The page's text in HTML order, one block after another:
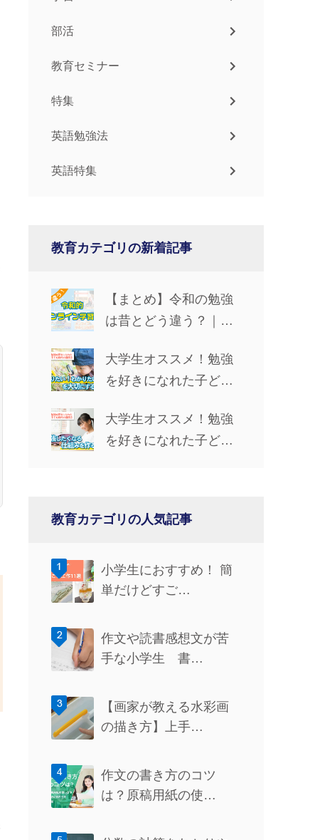
部活
教育セミナー
特集
英語勉強法
英語特集
教育カテゴリの新着記事
【まとめ】令和の勉強
は昔とどう違う？｜学
仲間とのつながりを解
説
大学生オススメ！勉強
を好きになれた子ども
たい！』『わかりた
い！』を大切にする」
大学生オススメ！勉強
を好きになれた子ども
教育カテゴリの人気記事
小学生におすすめ！ 簡
単だけどすご…
作文や読書感想文が苦
手な小学生 書…
【画家が教える水彩画
の描き方】上手…
作文の書き方のコツ
は？原稿用紙の使…